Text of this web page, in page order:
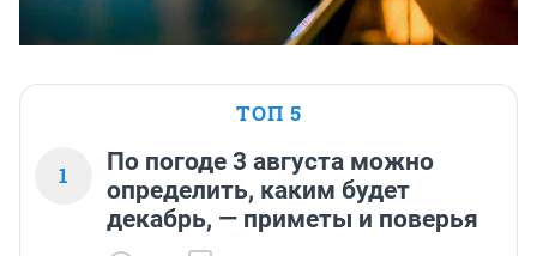
ТОП 5
1
По погоде 3 августа можно
определить, каким будет
декабрь, — приметы и поверья